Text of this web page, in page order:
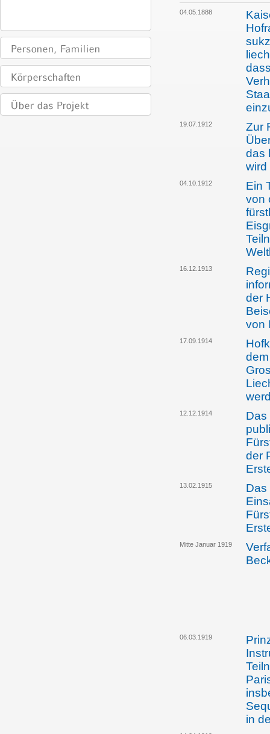
04.05.1888
19.07.1912
Zur
das
wird
04.10.1912
Ein
von
16.12.1913
der
von
17.09.1914
12.12.1914
Das
der
13.02.1915
Das
Mitte Januar 1919
06.03.1919
in